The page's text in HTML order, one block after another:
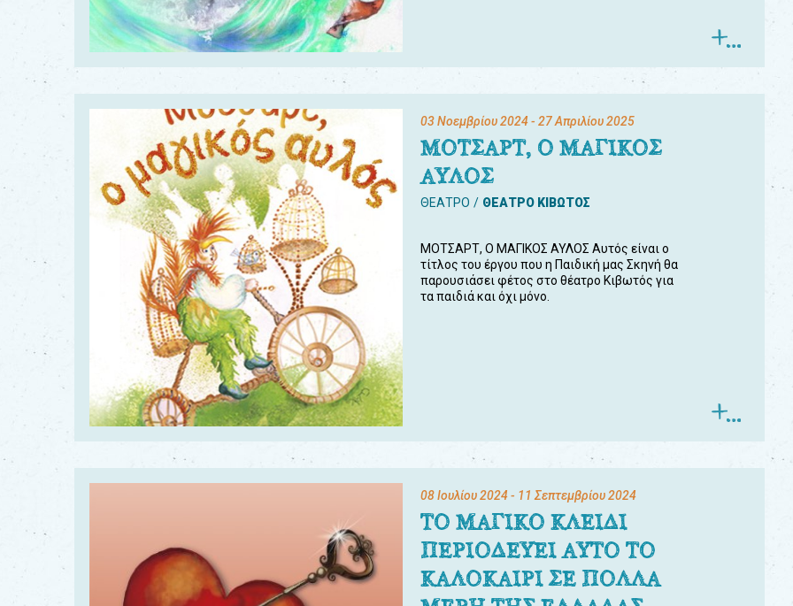
03 Νοεμβρίου 2024- 27 Απριλίου 2025
ΜΟΤΣΑΡΤ, Ο ΜΑΓΙΚΟΣ
ΑΥΛΟΣ
ΘΕΑΤΡΟ ΘΕΑΤΡΟ ΚΙΒΩΤΟΣ
ΜΟΤΣΑΡΤ, Ο ΜΑΓΙΚΟΣ ΑΥΛΟΣ Αυτός είναι ο
τίτλος του έργου που η Παιδική μας Σκηνή θα
παρουσιάσει φέτος στο θέατρο Κιβωτός για
τα παιδιά και όχι μόνο.
08 Ιουλίου 2024- 11 Σεπτεμβρίου 2024
ΤΟ ΜΑΓΙΚΟ ΚΛΕΙΔΙ
ΠΕΡΙΟΔΕΥΕΙ ΑΥΤΟ ΤΟ
ΚΑΛΟΚΑΙΡΙ ΣΕ ΠΟΛΛΑ